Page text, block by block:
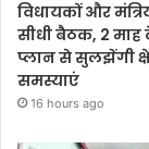
विधायकों और
सीधी बैठक, 2
प्लान से सुलझेंगी
समस्याएं
16 hours ago